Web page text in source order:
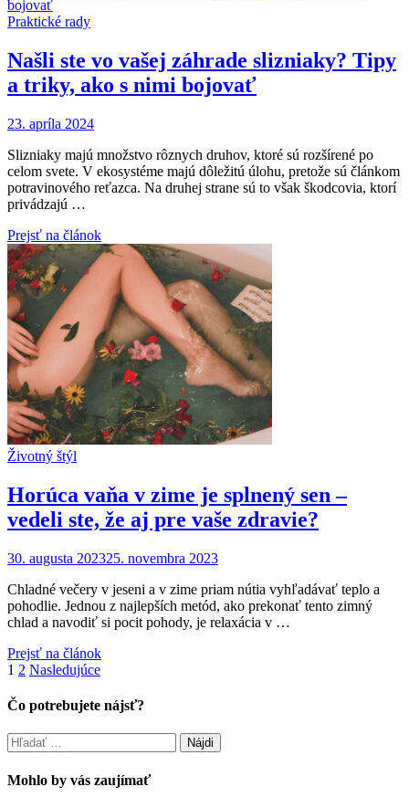
Praktické rady
Našli ste vo vašej záhrade slizniaky? Tipy
a triky, ako s nimi bojovať
23. apríla 2024
Slizniaky majú množstvo rôznych druhov, ktoré sú rozšírené po
celom svete. V ekosystéme majú dôležitú úlohu, pretože sú článkom
potravinového reťazca. Na druhej strane sú to však škodcovia, ktorí
privádzajú …
Prejsť na článok
Životný štýl
Horúca vaňa v zime je splnený sen –
vedeli ste, že aj pre vaše zdravie?
30. augusta 202325. novembra 2023
Chladné večery v jeseni a v zime priam nútia vyhľadávať teplo a
pohodlie. Jednou z najlepších metód, ako prekonať tento zimný
chlad a navodiť si pocit pohody, je relaxácia v …
Prejsť na článok
Stránkovanie
príspevkov
1 2 Nasledujúce
Čo potrebujete nájsť?
Hľadať:
Mohlo by vás zaujímať